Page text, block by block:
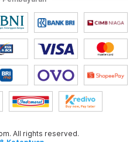
All rights reserved.